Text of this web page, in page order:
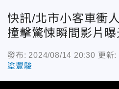
快訊/北市小客車衝
撞擊驚悚瞬間影片曝
發布: 2024/08/14 20:30 更新
塗豐駿